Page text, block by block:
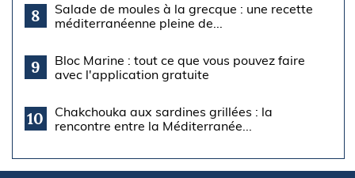
8
Salade de moules à la grecque : une recette
méditerranéenne pleine de...
9
Bloc Marine : tout ce que vous pouvez faire
avec l'application gratuite
10
Chakchouka aux sardines grillées : la
rencontre entre la Méditerranée...